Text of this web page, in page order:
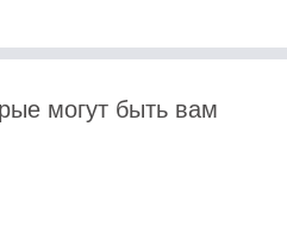
могут быть вам